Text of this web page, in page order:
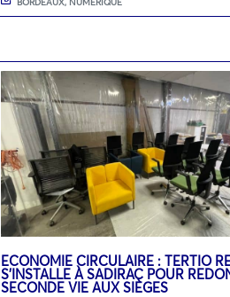
BORDEAUX, NUMÉRIQUE
ECONOMIE CIRCULAIRE : TERTIO
S’INSTALLE À SADIRAC POUR
SECONDE VIE AUX SIÈGES